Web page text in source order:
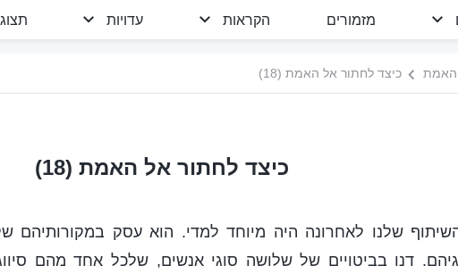
מזמורים הקראות עדויות
האמת כיצד לחתור אל האמת (18)
כיצד לחתור אל האמת (18)
שלנו לאחרונה היה מיוחד למדי. הוא עסק במקורותיהם
דנו בביטויים של שלושה סוגי אנשים, שלכל אחד מהם